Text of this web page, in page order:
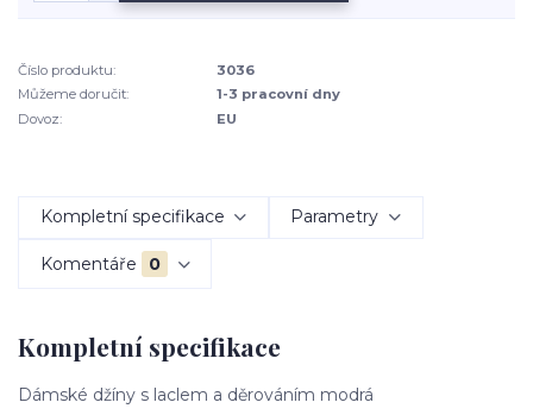
Číslo produktu:
3036
Můžeme doručit:
1-3 pracovní dny
Dovoz:
EU
Kompletní specifikace Parametry
Komentáře 0
Kompletní specifikace
Dámské džíny s laclem a děrováním modrá